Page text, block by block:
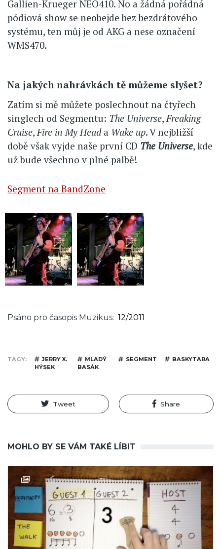
Gallien-Krueger NEO410. No a žádná pořádná
pódiová show se neobejde bez bezdrátového
systému, ten můj je od AKG a nese označení
WMS470.
Na jakých nahrávkách tě můžeme slyšet?
Zatím si mě můžete poslechnout na čtyřech
singlech od Segmentu: The Universe, Freaking
Cruise, Fire in My Heada Wake up. V nejbližší
době však vyjde naše první CD The Universe, kde
už bude všechno v plné palbě!
Segment na BandZone
Psáno pro časopis Muzikus 12/2011
TAGY
JERRY X.
HÝSEK
MLADÝ
BASÁK
SEGMENT BASKYTARA
Tweet Share
MOHLO BY SE VÁM TAKÉ LÍBIT